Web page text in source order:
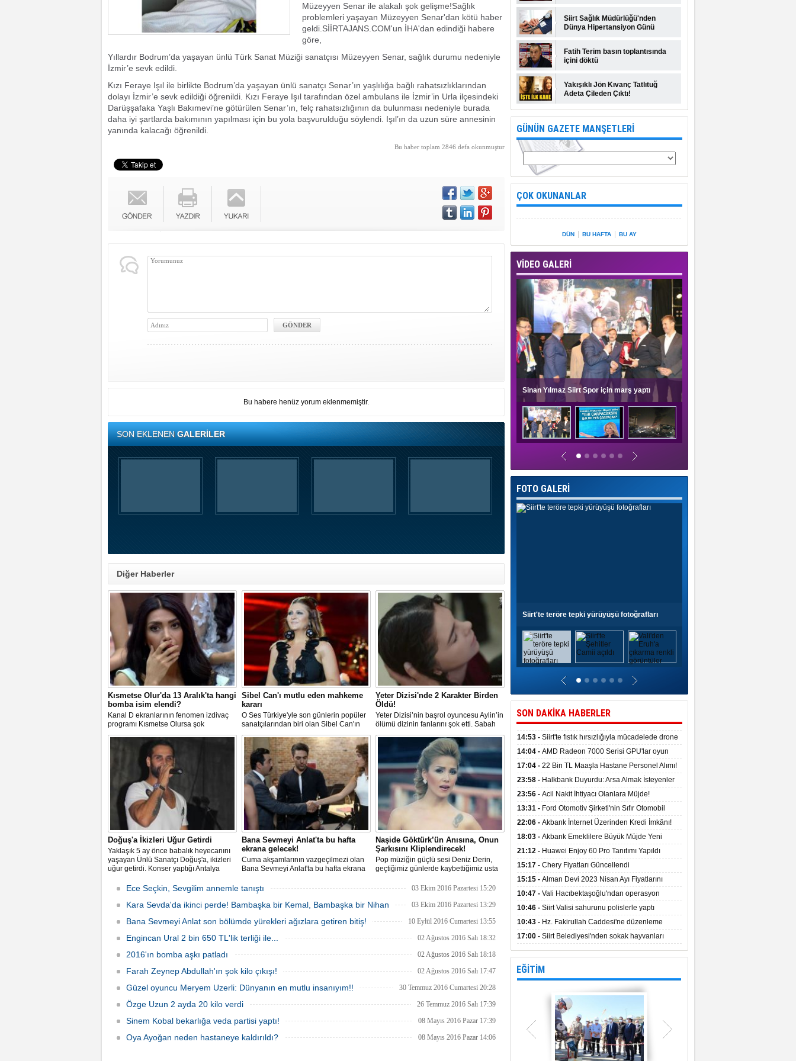
Müzeyyen Senar ile alakalı şok gelişme!Sağlık
problemleri yaşayan Müzeyyen Senar'dan kötü haber
geldi.SİİRTAJANS.COM'un İHA'dan edindiği habere
göre,
Yıllardır Bodrum’da yaşayan ünlü Türk Sanat Müziği sanatçısı Müzeyyen Senar, sağlık durumu nedeniyle
İzmir’e sevk edildi.
Kızı Feraye Işıl ile birlikte Bodrum’da yaşayan ünlü sanatçı Senar’ın yaşlılığa bağlı rahatsızlıklarından
dolayı İzmir’e sevk edildiği öğrenildi. Kızı Feraye Işıl tarafından özel ambulans ile İzmir’in Urla ilçesindeki
Darüşşafaka Yaşlı Bakımevi’ne götürülen Senar’ın, felç rahatsızlığının da bulunması nedeniyle burada
daha iyi şartlarda bakımının yapılması için bu yola başvurulduğu söylendi. Işıl’ın da uzun süre annesinin
yanında kalacağı öğrenildi.
Bu haber toplam 2846 defa okunmuştur
Bu habere henüz yorum eklenmemiştir.
SON EKLENENGALERİLER
Diğer Haberler
Kısmetse Olur'da 13 Aralık'ta hangi
bomba isim elendi?
Kanal D ekranlarının fenomen izdivaç
programı Kısmetse Olursa şok
gelişmeler var.Hangi aday elendi
sorusu oldukça merak ediliyor.İşte
Sibel Can'ı mutlu eden mahkeme
kararı
O Ses Türkiye'yle son günlerin popüler
sanatçılarından biri olan Sibel Can'ın
mahkemeden beklediği karar aylar
sonra geldi.
Yeter Dizisi'nde 2 Karakter Birden
Öldü!
Yeter Dizisi’nin başrol oyuncesu Aylin’in
ölümü dizinin fanlarını şok etti. Sabah
herkes uyandığında villanın havuzunda
suyun üstünde Aylin boğulmuş halde
Doğuş'a İkizleri Uğur Getirdi
Yaklaşık 5 ay önce babalık heyecanını
yaşayan Ünlü Sanatçı Doğuş'a, ikizleri
uğur getirdi. Konser yaptığı Antalya
bir gece yaşatan ünlü şarkıcı Doğuş,
sahne öncesi gazetecilerin sorularını
yanıtladı.
Bana Sevmeyi Anlat'ta bu hafta
ekrana gelecek!
Cuma akşamlarının vazgeçilmezi olan
Bana Sevmeyi Anlat'ta bu hafta ekrana
Leyla ile yüzleşme şansı bulacak.
Naşide Göktürk’ün Anısına, Onun
Şarkısını Kliplendirecek!
Pop müziğin güçlü sesi Deniz Derin,
geçtiğimiz günlerde kaybettiğimiz usta
Rehin’ adlı şarkısını yeni albümünün
ünlü klip yönetmeni ‘Tamer Aydoğdu’
Ece Seçkin, Sevgilim annemle tanıştı 03 Ekim 2016 Pazartesi 15:20
Kara Sevda'da ikinci perde! Bambaşka bir Kemal, Bambaşka bir Nihan 03 Ekim 2016 Pazartesi 13:29
Bana Sevmeyi Anlat son bölümde yürekleri ağızlara getiren bitiş! 10 Eylül 2016 Cumartesi 13:55
Engincan Ural 2 bin 650 TL'lik terliği ile... 02 Ağustos 2016 Salı 18:32
2016'ın bomba aşkı patladı 02 Ağustos 2016 Salı 18:18
Farah Zeynep Abdullah'ın şok kilo çıkışı! 02 Ağustos 2016 Salı 17:47
Güzel oyuncu Meryem Uzerli: Dünyanın en mutlu insanıyım!! 30 Temmuz 2016 Cumartesi 20:28
Özge Uzun 2 ayda 20 kilo verdi 26 Temmuz 2016 Salı 17:39
Sinem Kobal bekarlığa veda partisi yaptı! 08 Mayıs 2016 Pazar 17:39
Oya Ayoğan neden hastaneye kaldırıldı? 08 Mayıs 2016 Pazar 14:06
Siirt Sağlık Müdürlüğü'nden
Dünya Hipertansiyon Günü
Fatih Terim basın toplantısında
içini döktü
Yakışıklı Jön Kıvanç Tatlıtuğ
Adeta Çileden Çıktı!
GÜNÜN GAZETE MANŞETLERİ
ÇOK OKUNANLAR
DÜN BU HAFTA BU AY
VİDEO GALERİ
Sinan Yılmaz Siirt Spor için marş yaptı
FOTO GALERİ
Siirt'te teröre tepki yürüyüşü fotoğrafları
SON DAKİKA HABERLER
14:53 - Siirt'te fıstık hırsızlığıyla mücadelede drone
kullanıldı
14:04 - AMD Radeon 7000 Serisi GPU'lar oyun
dünyasında fırtınalar estirdi
17:04 - 22 Bin TL Maaşla Hastane Personel Alımı!
KPSS Şartı, Mülakat Yok! İş Arayanlar İçin…
23:58 - Halkbank Duyurdu: Arsa Almak İsteyenler
Acele Edin!
23:56 - Acil Nakit İhtiyacı Olanlara Müjde!
Bankaların Kredi Faiz Oranları Açıklandı! Uzun
Vadeyle Düşük Faizle Ödeme İmkânı!
13:31 - Ford Otomotiv Şirketi'nin Sıfır Otomobil
Kampanyasıyla Avantajlı Fiyatlar ve Takas İmkânı!
22:06 - Akbank İnternet Üzerinden Kredi İmkânı!
18:03 - Akbank Emeklilere Büyük Müjde Yeni
Avantajlar Sizi Bekliyor!
21:12 - Huawei Enjoy 60 Pro Tanıtımı Yapıldı
15:17 - Chery Fiyatları Güncellendi
15:15 - Alman Devi 2023 Nisan Ayı Fiyatlarını
Açıkladı
10:47 - Vali Hacıbektaşoğlu'ndan operasyon
bölgesinde inceleme
10:46 - Siirt Valisi sahurunu polislerle yaptı
10:43 - Hz. Fakirullah Caddesi'ne düzenleme
yapılacak
17:00 - Siirt Belediyesi'nden sokak hayvanları
projesi
EĞİTİM